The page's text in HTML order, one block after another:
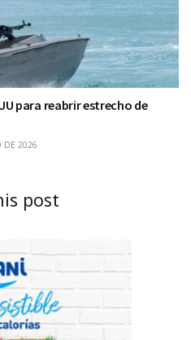
para reabrir estrecho de
DE 2026
post